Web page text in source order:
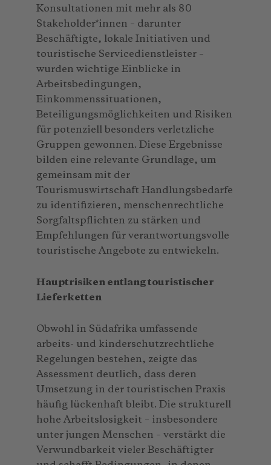
Konsultationen mit mehr als 80
Stakeholder*innen – darunter
Beschäftigte, lokale Initiativen und
touristische Servicedienstleister –
wurden wichtige Einblicke in
Arbeitsbedingungen,
Einkommenssituationen,
Beteiligungsmöglichkeiten und Risiken
für potenziell besonders verletzliche
Gruppen gewonnen. Diese Ergebnisse
bilden eine relevante Grundlage, um
gemeinsam mit der
Tourismuswirtschaft Handlungsbedarfe
zu identifizieren, menschenrechtliche
Sorgfaltspflichten zu stärken und
Empfehlungen für verantwortungsvolle
touristische Angebote zu entwickeln.
Hauptrisiken entlang touristischer
Lieferketten
Obwohl in Südafrika umfassende
arbeits- und kinderschutzrechtliche
Regelungen bestehen, zeigte das
Assessment deutlich, dass deren
Umsetzung in der touristischen Praxis
häufig lückenhaft bleibt. Die strukturell
hohe Arbeitslosigkeit – insbesondere
unter jungen Menschen – verstärkt die
Verwundbarkeit vieler Beschäftigter